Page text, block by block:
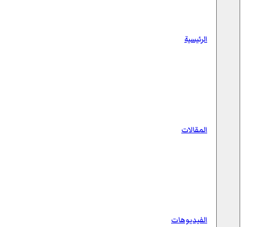
الرئيسية
المقالات
الفيديوهات